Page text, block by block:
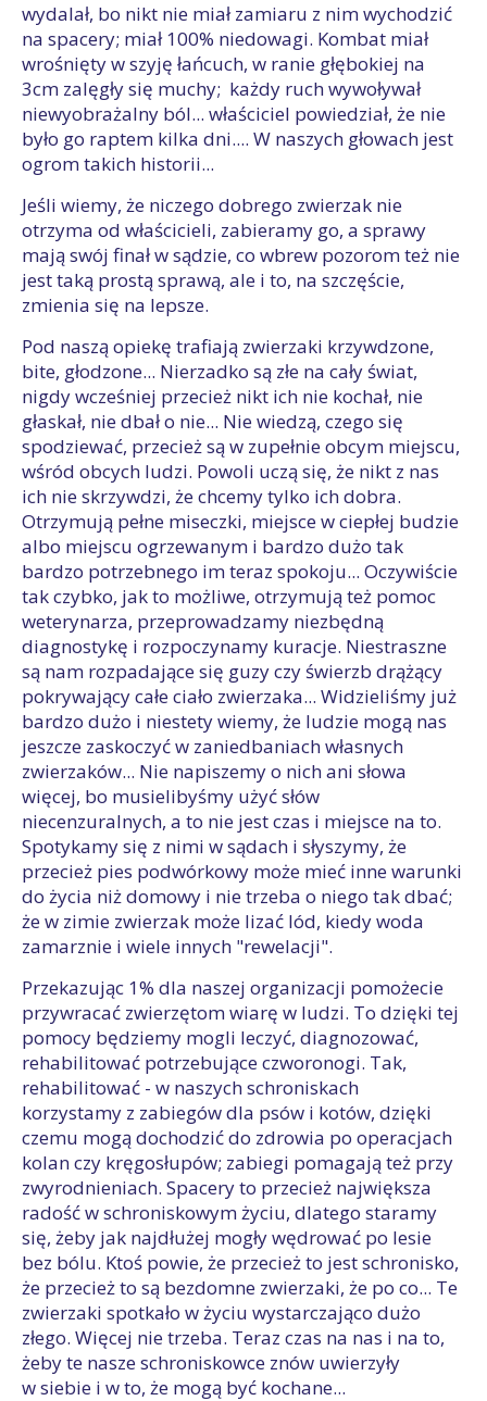
wydalał, bo nikt nie miał zamiaru z nim wychodzić
na spacery; miał 100% niedowagi. Kombat miał
wrośnięty w szyję łańcuch, w ranie głębokiej na
3cm zalęgły się muchy; każdy ruch wywoływał
niewyobrażalny ból... właściciel powiedział, że nie
było go raptem kilka dni.... W naszych głowach jest
ogrom takich historii...
Jeśli wiemy, że niczego dobrego zwierzak nie
otrzyma od właścicieli, zabieramy go, a sprawy
mają swój finał w sądzie, co wbrew pozorom też nie
jest taką prostą sprawą, ale i to, na szczęście,
zmienia się na lepsze.
Pod naszą opiekę trafiają zwierzaki krzywdzone,
bite, głodzone... Nierzadko są złe na cały świat,
nigdy wcześniej przecież nikt ich nie kochał, nie
głaskał, nie dbał o nie... Nie wiedzą, czego się
spodziewać, przecież są w zupełnie obcym miejscu,
wśród obcych ludzi. Powoli uczą się, że nikt z nas
ich nie skrzywdzi, że chcemy tylko ich dobra.
Otrzymują pełne miseczki, miejsce w ciepłej budzie
albo miejscu ogrzewanym i bardzo dużo tak
bardzo potrzebnego im teraz spokoju... Oczywiście
tak czybko, jak to możliwe, otrzymują też pomoc
weterynarza, przeprowadzamy niezbędną
diagnostykę i rozpoczynamy kuracje. Niestraszne
są nam rozpadające się guzy czy świerzb drążący
pokrywający całe ciało zwierzaka... Widzieliśmy już
bardzo dużo i niestety wiemy, że ludzie mogą nas
jeszcze zaskoczyć w zaniedbaniach własnych
zwierzaków... Nie napiszemy o nich ani słowa
więcej, bo musielibyśmy użyć słów
niecenzuralnych, a to nie jest czas i miejsce na to.
Spotykamy się z nimi w sądach i słyszymy, że
przecież pies podwórkowy może mieć inne warunki
do życia niż domowy i nie trzeba o niego tak dbać;
że w zimie zwierzak może lizać lód, kiedy woda
zamarznie i wiele innych "rewelacji".
Przekazując 1% dla naszej organizacji pomożecie
przywracać zwierzętom wiarę w ludzi. To dzięki tej
pomocy będziemy mogli leczyć, diagnozować,
rehabilitować potrzebujące czworonogi. Tak,
rehabilitować - w naszych schroniskach
korzystamy z zabiegów dla psów i kotów, dzięki
czemu mogą dochodzić do zdrowia po operacjach
kolan czy kręgosłupów; zabiegi pomagają też przy
zwyrodnieniach. Spacery to przecież największa
radość w schroniskowym życiu, dlatego staramy
się, żeby jak najdłużej mogły wędrować po lesie
bez bólu. Ktoś powie, że przecież to jest schronisko,
że przecież to są bezdomne zwierzaki, że po co... Te
zwierzaki spotkało w życiu wystarczająco dużo
złego. Więcej nie trzeba. Teraz czas na nas i na to,
żeby te nasze schroniskowce znów uwierzyły
w siebie i w to, że mogą być kochane...